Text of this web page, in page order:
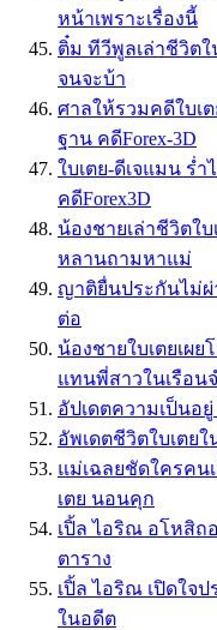
หน้าเพราะเรื่องนี้
ติ๋ม ทีวีพูลเล่าชีวิต
จนจะบ้า
ศาลให้รวมคดีใบเ
ฐาน คดีForex-3D
ใบเตย-ดีเจแมน ร่
คดีForex3D
น้องชายเล่าชีวิตใ
หลานถามหาแม่
ญาติยื่นประกันไม่ผ่
ต่อ
น้องชายใบเตยเผ
แทนพี่สาวในเรือน
อัปเดตความเป็นอ
อัพเดตชีวิตใบเตย
แม่เฉลยชัดใครคน
เตย นอนคุก
เปิ้ล ไอริณ อโหสิถ
ตาราง
เปิ้ล ไอริณ เปิดใจ
ในอดีต